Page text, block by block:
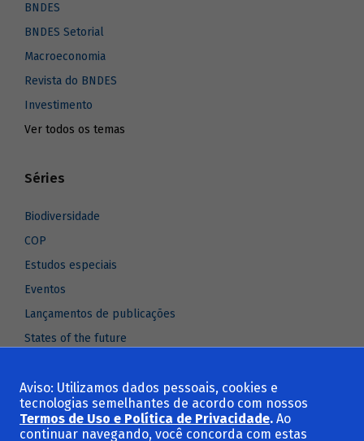
BNDES
BNDES Setorial
Macroeconomia
Revista do BNDES
Investimento
Ver todos os temas
Séries
Biodiversidade
COP
Estudos especiais
Eventos
Lançamentos de publicações
States of the future
Contato
Aviso: Utilizamos dados pessoais, cookies e
tecnologias semelhantes de acordo com nossos
Termos de Uso e Política de Privacidade. Ao
continuar navegando, você concorda com estas